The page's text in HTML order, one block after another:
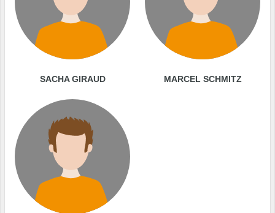
SACHA GIRAUD MARCEL SCHMITZ